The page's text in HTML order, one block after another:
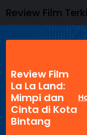
to
content
Review Film
Review Film
La La Land:
Mimpi dan
Cinta di Kota
Bintang